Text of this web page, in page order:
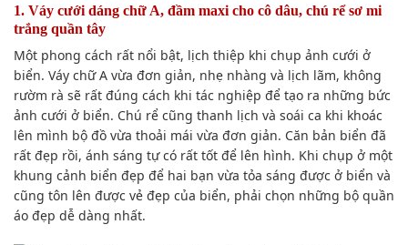
1. Váy cưới dáng chữ A, đầm maxi cho cô dâu, chú rểsơ mi
trắng quần tây
Một phong cách rất nổi bật, lịch thiệp khi chụp ảnh cưới ở
biển. Váy chữ A vừa đơn giản, nhẹ nhàng và lịch lãm, không
rườm rà sẽ rất đúng cách khi tác nghiệp để tạo ra những bức
ảnh cưới ở biển. Chú rể cũng thanh lịch và soái ca khi khoác
lên mình bộ đồ vừa thoải mái vừa đơn giản. Căn bản biển đã
rất đẹp rồi, ánh sáng tự có rất tốt để lên hình. Khi chụp ở một
khung cảnh biển đẹp để hai bạn vừa tỏa sáng được ở biển và
cũng tôn lên được vẻ đẹp của biển, phải chọn những bộ quần
áo đẹp dễ dàng nhất.